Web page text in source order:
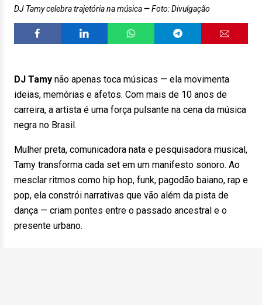
DJ Tamy celebra trajetória na música Foto: Divulgação
DJ Tamy não apenas toca músicas — ela movimenta
ideias, memórias e afetos. Com mais de 10 anos de
carreira, a artista é uma força pulsante na cena da música
negra no Brasil.
Mulher preta, comunicadora nata e pesquisadora musical,
Tamy transforma cada set em um manifesto sonoro. Ao
mesclar ritmos como hip hop, funk, pagodão baiano, rap e
pop, ela constrói narrativas que vão além da pista de
dança — criam pontes entre o passado ancestral e o
presente urbano.